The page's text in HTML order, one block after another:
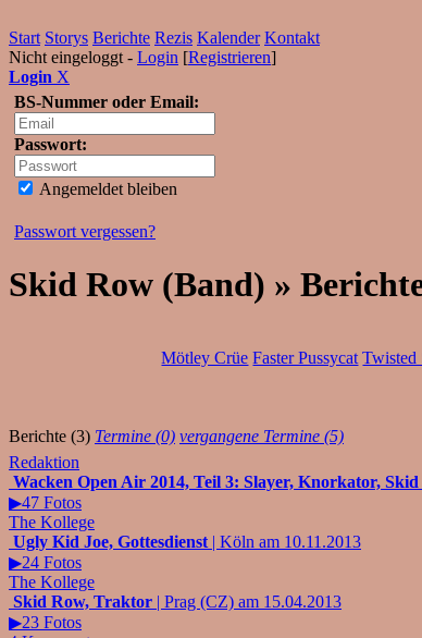
Start Storys Berichte Rezis Kalender Kontakt
Nicht eingeloggt - Login [Registrieren]
Login X
BS-Nummer oder Email:
Passwort:
Angemeldet bleiben
Passwort vergessen?
Skid Row (Band) »
Mötley Crüe Faster Pussycat Twisted
Berichte (3) Termine (0) vergangene Termine (5)
Redaktion
Wacken Open Air 2014, Teil 3: Slayer, Knorkator,
▶47 Fotos
The Kollege
Ugly Kid Joe, Gottesdienst | Köln am 10.11.2013
▶24 Fotos
The Kollege
Skid Row, Traktor | Prag (CZ) am 15.04.2013
▶23 Fotos